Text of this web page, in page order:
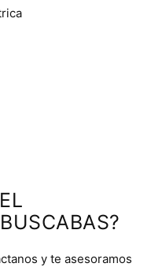
y te asesoramos